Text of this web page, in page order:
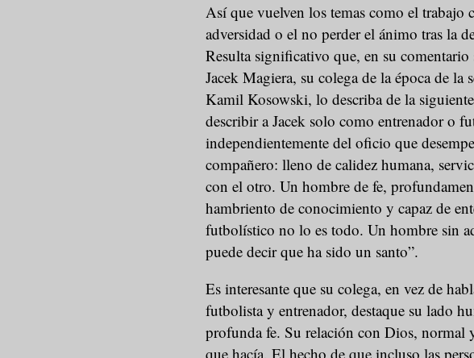
Así que vuelven los temas como el trabajo
adversidad o el no perder el ánimo tras la
Resulta significativo que, en su
Jacek Magiera, su colega de la época de la
Kamil Kosowski, lo describa de la
describir a Jacek solo como entrenador o
independientemente del oficio que
compañero: lleno de calidez humana,
con el otro. Un hombre de fe,
hambriento de conocimiento y capaz de
futbolístico no lo es todo. Un hombre sin
puede decir que ha sido un santo”.
Es interesante que su colega, en vez de
futbolista y entrenador, destaque su lado
profunda fe. Su relación con Dios, normal
que hacía. El hecho de que incluso las